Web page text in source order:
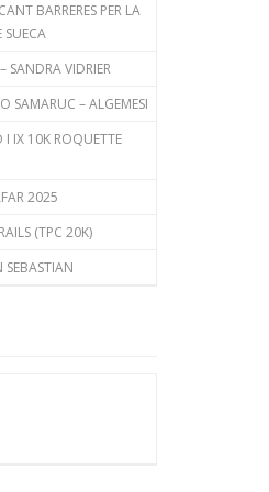
BARRERES PER LA
SUECA
SANDRA VIDRIER
SAMARUC – ALGEMESI
I IX 10K ROQUETTE
2025
(TPC 20K)